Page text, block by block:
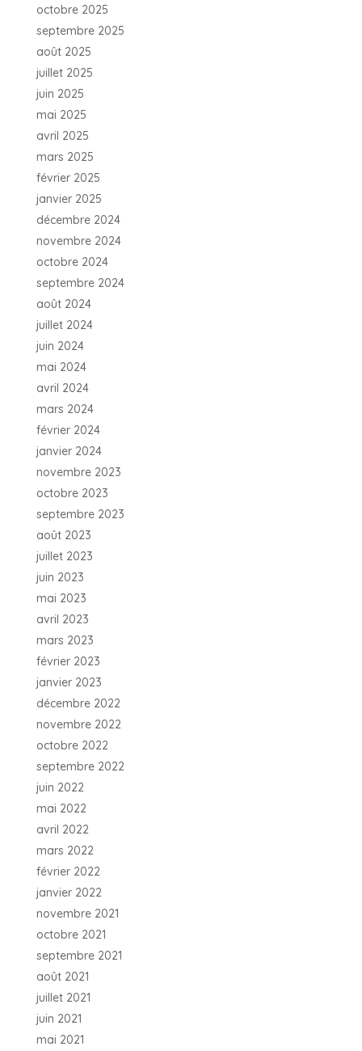
octobre 2025
septembre 2025
août 2025
juillet 2025
juin 2025
mai 2025
avril 2025
mars 2025
février 2025
janvier 2025
décembre 2024
novembre 2024
octobre 2024
septembre 2024
août 2024
juillet 2024
juin 2024
mai 2024
avril 2024
mars 2024
février 2024
janvier 2024
novembre 2023
octobre 2023
septembre 2023
août 2023
juillet 2023
juin 2023
mai 2023
avril 2023
mars 2023
février 2023
janvier 2023
décembre 2022
novembre 2022
octobre 2022
septembre 2022
juin 2022
mai 2022
avril 2022
mars 2022
février 2022
janvier 2022
novembre 2021
octobre 2021
septembre 2021
août 2021
juillet 2021
juin 2021
mai 2021